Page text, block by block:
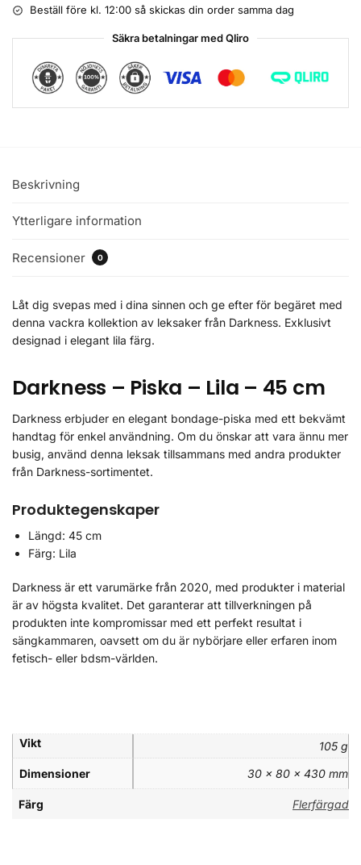
Beställ före kl. 12:00 så skickas din order samma dag
Säkra betalningar med Qliro
Beskrivning
Ytterligare information
Recensioner 0
Låt dig svepas med i dina sinnen och ge efter för begäret med
denna vackra kollektion av leksaker från Darkness. Exklusivt
designad i elegant lila färg.
Darkness – Piska – Lila – 45 cm
Darkness erbjuder en elegant bondage-piska med ett bekvämt
handtag för enkel användning. Om du önskar att vara ännu mer
busig, använd denna leksak tillsammans med andra produkter
från Darkness-sortimentet.
Produktegenskaper
Längd: 45 cm
Färg: Lila
Darkness är ett varumärke från 2020, med produkter i material
är av högsta kvalitet. Det garanterar att tillverkningen på
produkten inte kompromissar med ett perfekt resultat i
sängkammaren, oavsett om du är nybörjare eller erfaren inom
fetisch- eller bdsm-världen.
Vikt
105 g
Dimensioner
30 × 80 × 430 mm
Färg Flerfärgad